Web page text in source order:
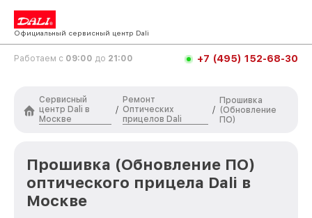
Официальный сервисный центр Dali
Работаем с 09:00 до 21:00 +7 (495) 152-68-30
Сервисный
центр Dali в
Москве
/
Ремонт
Оптических
прицелов Dali
/
Прошивка
(Обновление
ПО)
Прошивка (Обновление ПО)
оптического прицела Dali в
Москве